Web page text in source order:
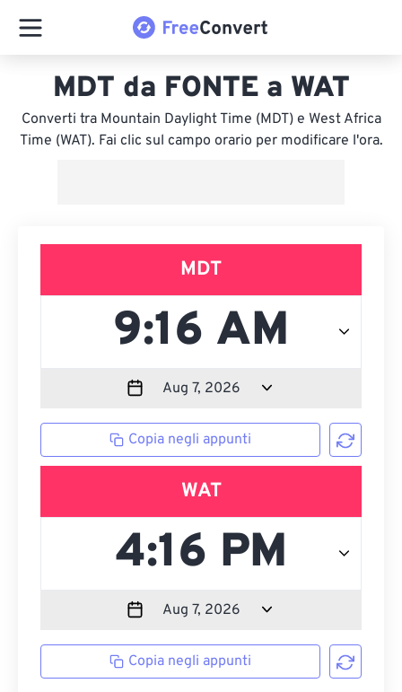
MDT da FONTE a WAT
Converti tra Mountain Daylight Time (MDT) e West Africa
Time (WAT). Fai clic sul campo orario per modificare l'ora.
MDT
Copia negli appunti
WAT
Copia negli appunti